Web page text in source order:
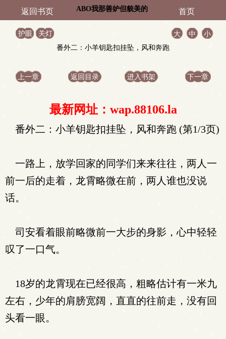
返回书页 ABO我那善妒但貌美的 首页
护眼 关灯 大 中
小
番外二：小羊钥匙扣挂坠，风和奔跑
上一章 返回目录 进入书架 下一章
最新网址：wap.88106.la
番外二：小羊钥匙扣挂坠，风和奔跑 (第1/3页)
一路上，放学回家的同学们来来往往，两人一
前一后的走着，龙霄略微在前，两人谁也没说
话。
司安看着眼前略微前一大步的身影，心中轻轻
叹了一口气。
18岁的龙霄现在已经很高，粗略估计有一米九
左右，少年的肩膀宽阔，直直的往前走，没有回
头看一眼。